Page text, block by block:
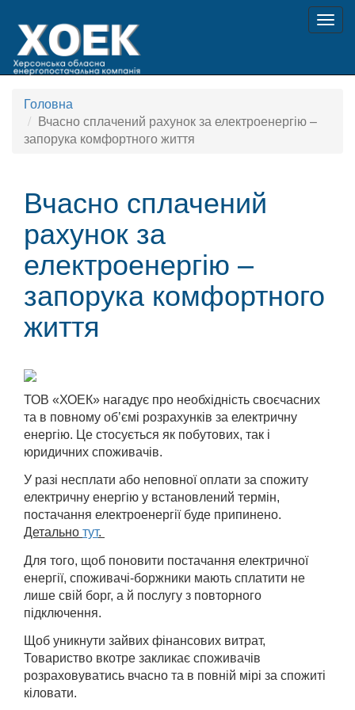
Головна
Вчасно сплачений рахунок за електроенергію –
запорука комфортного життя
Вчасно сплачений
рахунок за
електроенергію –
запорука комфортного
життя
ТОВ «ХОЕК» нагадує про необхідність своєчасних
та в повному об’ємі розрахунків за електричну
енергію. Це стосується як побутових, так і
юридичних споживачів.
У разі несплати або неповної оплати за спожиту
електричну енергію у встановлений термін,
постачання електроенергії буде припинено.
Детально тут.
Для того, щоб поновити постачання електричної
енергії, споживачі-боржники мають сплатити не
лише свій борг, а й послугу з повторного
підключення.
Щоб уникнути зайвих фінансових витрат,
Товариство вкотре закликає споживачів
розраховуватись вчасно та в повній мірі за спожиті
кіловати.